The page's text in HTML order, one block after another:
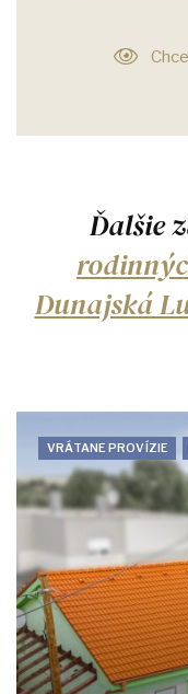
Ďalšie
Dunajská
VRÁTANE PROVÍZIE